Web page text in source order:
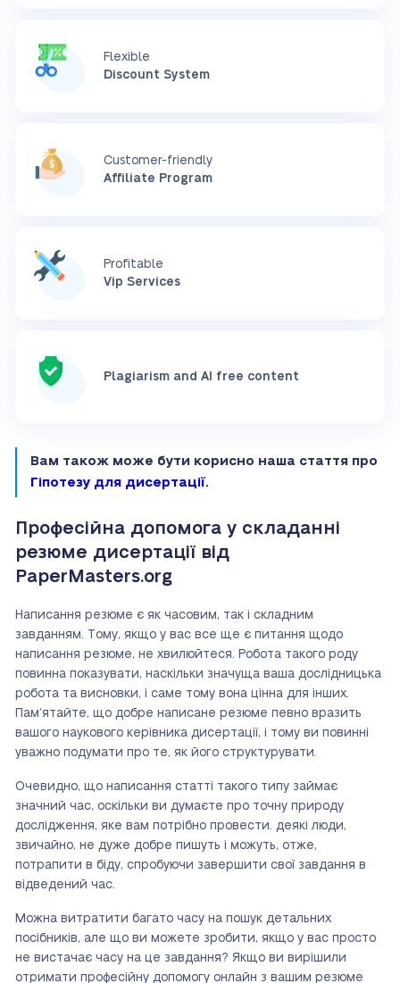
Flexible
Discount System
Customer-friendly
Affiliate Program
Profitable
Vip Services
Plagiarism and AI free content
Вам також може бути корисно наша стаття про
Гіпотезу для дисертації.
Професійна допомога у складанні
резюме дисертації від
PaperMasters.org
Написання резюме є як часовим, так і складним
завданням. Тому, якщо у вас все ще є питання щодо
написання резюме, не хвилюйтеся. Робота такого роду
повинна показувати, наскільки значуща ваша дослідницька
робота та висновки, і саме тому вона цінна для інших.
Пам’ятайте, що добре написане резюме певно вразить
вашого наукового керівника дисертації, і тому ви повинні
уважно подумати про те, як його структурувати.
Очевидно, що написання статті такого типу займає
значний час, оскільки ви думаєте про точну природу
дослідження, яке вам потрібно провести. деякі люди,
звичайно, не дуже добре пишуть і можуть, отже,
потрапити в біду, спробуючи завершити свої завдання в
відведений час.
Можна витратити багато часу на пошук детальних
посібників, але що ви можете зробити, якщо у вас просто
не вистачає часу на це завдання? Якщо ви вирішили
отримати професійну допомогу онлайн з вашим резюме